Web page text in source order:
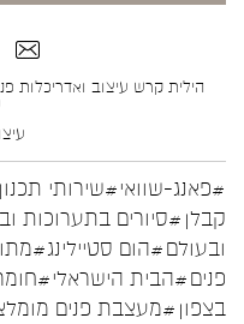
#פאנג-שוואי#שירותי
קבלן #סיורים בתערוכות
ובעולם#הום סטיילינג
פנים#הבית הישראלי
בצפון #מעצבת פנים